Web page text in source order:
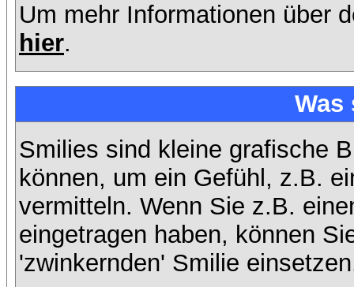
Um mehr Informationen über
hier.
Was
Smilies sind kleine grafische
können, um ein Gefühl, z.B.
vermitteln. Wenn Sie z.B.
eingetragen haben, können
'zwinkernden' Smilie